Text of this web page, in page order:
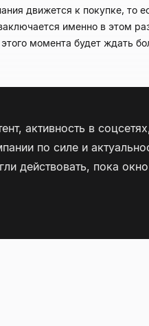
движется к покупке, то
именно в этом
момента будет ждать
активность в
по силе и
действовать, пока окно